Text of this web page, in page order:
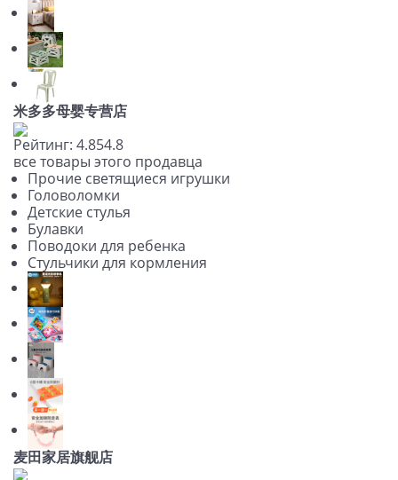
米多多母婴专营店
Рейтинг: 4.854.8
все товары этого продавца
Прочие светящиеся игрушки
Головоломки
Детские стулья
Булавки
Поводоки для ребенка
Стульчики для кормления
麦田家居旗舰店